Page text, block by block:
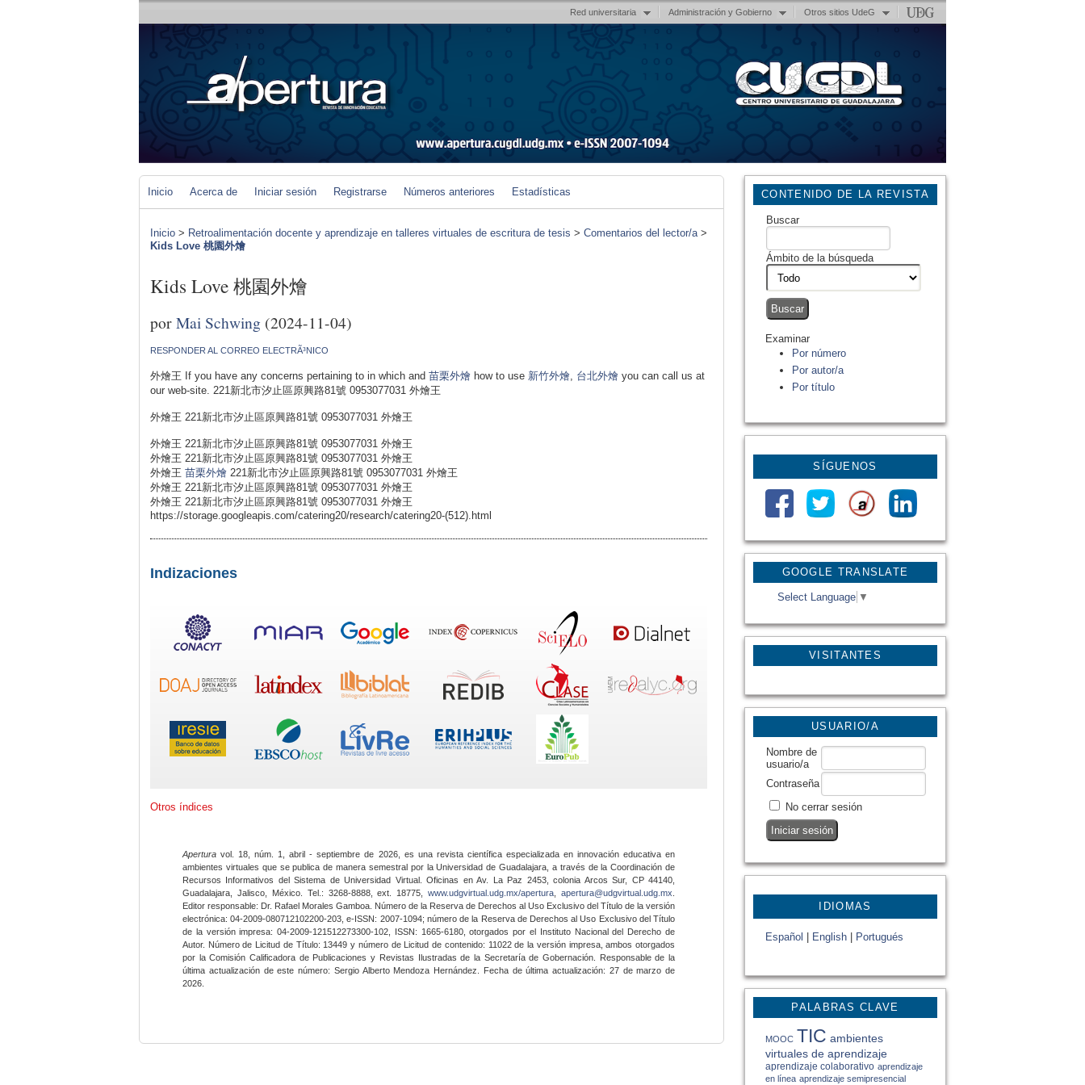
Red universitaria Administración y Gobierno Otros sitios UdeG
GOOGLE TRANSLATE
Select Language ▼
VISITANTES
CONTENIDO DE LA REVISTA
Buscar
Ámbito de la búsqueda
Examinar
Por número
Por autor/a
Por título
SÍGUENOS
USUARIO/A
Nombre de
usuario/a
Contraseña
No cerrar sesión
IDIOMAS
Español English Portugués
PALABRAS CLAVE
MOOC TIC ambientes
virtuales de aprendizaje
aprendizaje colaborativo aprendizaje
en línea aprendizaje semipresencial
Inicio Acerca de Iniciar sesión Registrarse Números anteriores Estadísticas
Inicio > Retroalimentación docente y aprendizaje en talleres virtuales de escritura de tesis > Comentarios del lector/a>
Kids Love 桃園外燴
Kids Love 桃園外燴
porMai Schwing (2024-11-04)
RESPONDER AL CORREO ELECTRÃ³NICO
外燴王 If you have any concerns pertaining to in which and 苗栗外燴 how to use 新竹外燴 台北外燴 you can call us at
our web-site. 221新北市汐止區原興路81號 0953077031 外燴王
外燴王 221新北市汐止區原興路81號 0953077031 外燴王
外燴王 221新北市汐止區原興路81號 0953077031 外燴王
外燴王 221新北市汐止區原興路81號 0953077031 外燴王
外燴王 苗栗外燴 221新北市汐止區原興路81號 0953077031 外燴王
外燴王 221新北市汐止區原興路81號 0953077031 外燴王
外燴王 221新北市汐止區原興路81號 0953077031 外燴王
https://storage.googleapis.com/catering20/research/catering20-(512).html
Indizaciones
Otros índices
Apertura vol. 18, núm. 1, abril - septiembre de 2026, es una revista científica especializada en innovación educativa en
ambientes virtuales que se publica de manera semestral por la Universidad de Guadalajara, a través de la Coordinación de
Recursos Informativos del Sistema de Universidad Virtual. Oficinas en Av. La Paz 2453, colonia Arcos Sur, CP 44140,
Guadalajara, Jalisco, México. Tel.: 3268-8888, ext. 18775,www.udgvirtual.udg.mx/apertura apertura@udgvirtual.udg.mx
Editor responsable: Dr. Rafael Morales Gamboa. Número de la Reserva de Derechos al Uso Exclusivo del Título de la versión
electrónica: 04-2009-080712102200-203, e-ISSN: 2007-1094; número de la Reserva de Derechos al Uso Exclusivo del Título
de la versión impresa: 04-2009-121512273300-102, ISSN: 1665-6180, otorgados por el Instituto Nacional del Derecho de
Autor. Número de Licitud de Título: 13449 y número de Licitud de contenido: 11022 de la versión impresa, ambos otorgados
por la Comisión Calificadora de Publicaciones y Revistas Ilustradas de la Secretaría de Gobernación. Responsable de la
última actualización de este número: Sergio Alberto Mendoza Hernández. Fecha de última actualización: 27 de marzo de
2026.